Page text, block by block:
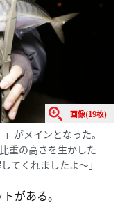
画像(19枚)
がメインとなった。
重の高さを生かした
てくれましたよ～」
がある。